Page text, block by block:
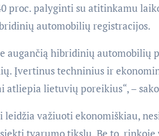
proc. palyginti su atitinkamu
automobilių registracijos.
augančią hibridinių automobilių
Įvertinus techninius ir
atliepia lietuvių poreikius“, –
važiuoti ekonomiškiau,
tvarumo tikslų. Be to,